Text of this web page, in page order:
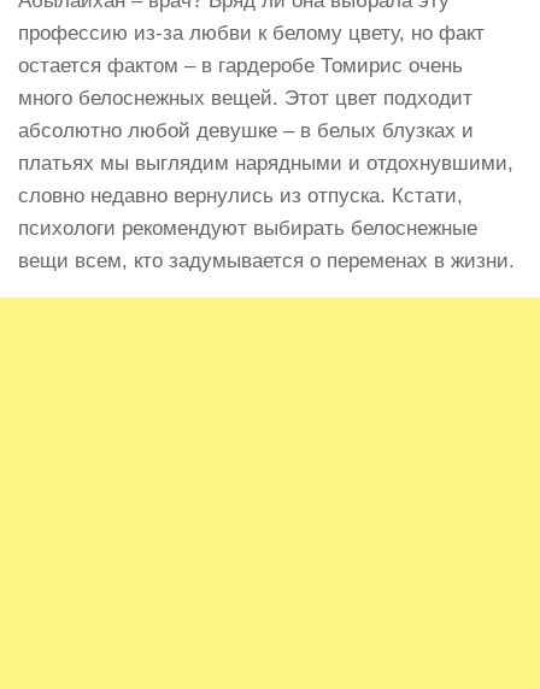
профессию из-за любви к белому цвету, но факт
остается фактом – в гардеробе Томирис очень
много белоснежных вещей. Этот цвет подходит
абсолютно любой девушке – в белых блузках и
платьях мы выглядим нарядными и отдохнувшими,
словно недавно вернулись из отпуска. Кстати,
психологи рекомендуют выбирать белоснежные
вещи всем, кто задумывается о переменах в жизни.